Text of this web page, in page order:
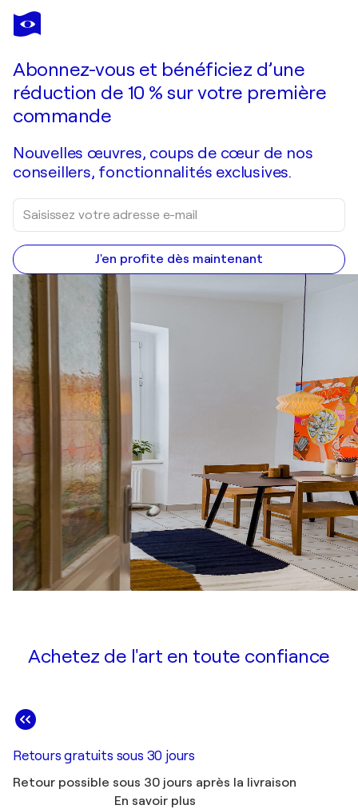
Abonnez-vous et bénéficiez d’une
réduction de 10 % sur votre première
commande
Nouvelles œuvres, coups de cœur de nos
conseillers, fonctionnalités exclusives.
J'en profite dès maintenant
Achetez de l'art en toute confiance
Retours gratuits sous 30 jours
Retour possible sous 30 jours après la livraison
En savoir plus